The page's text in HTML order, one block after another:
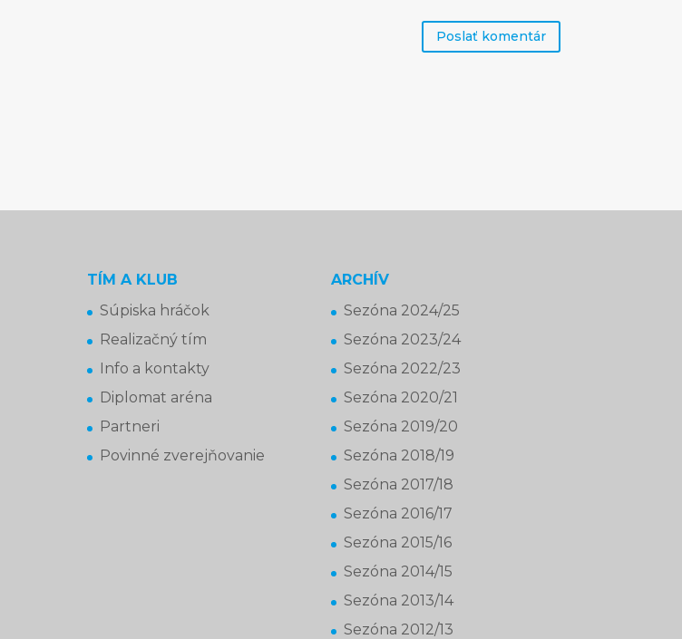
TÍM A KLUB
Súpiska hráčok
Realizačný tím
Info a kontakty
Diplomat aréna
Partneri
Povinné zverejňovanie
ARCHÍV
Sezóna 2024/25
Sezóna 2023/24
Sezóna 2022/23
Sezóna 2020/21
Sezóna 2019/20
Sezóna 2018/19
Sezóna 2017/18
Sezóna 2016/17
Sezóna 2015/16
Sezóna 2014/15
Sezóna 2013/14
Sezóna 2012/13